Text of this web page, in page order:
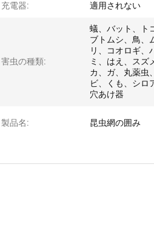
充電器: 適用されない
害虫の種類:
蟻、バット、ト
ブトムシ、鳥、
リ、コオロギ、
ミ、はえ、スズ
カ、ガ、丸薬虫
ビ、くも、シロ
穴あけ器
製品名: 昆虫網の囲み